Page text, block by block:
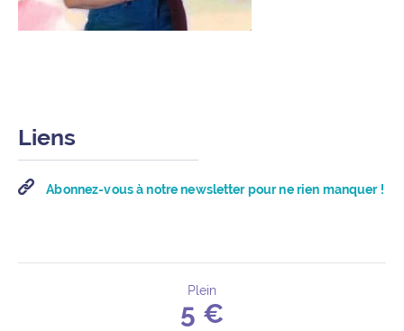
Liens
Abonnez-vous à notre newsletter pour ne rien manquer !
Plein
5 €